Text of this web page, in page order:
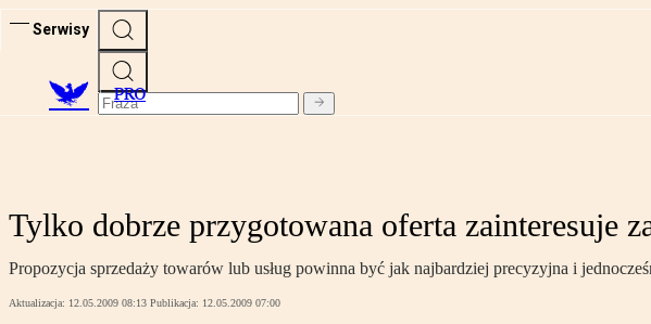
Serwisy
PRO
Tylko dobrze przygotowana oferta zainteresuje
Propozycja sprzedaży towarów lub usług powinna być jak najbardziej precyzyjna i
Aktualizacja: 12.05.2009 08:13 Publikacja: 12.05.2009 07:00